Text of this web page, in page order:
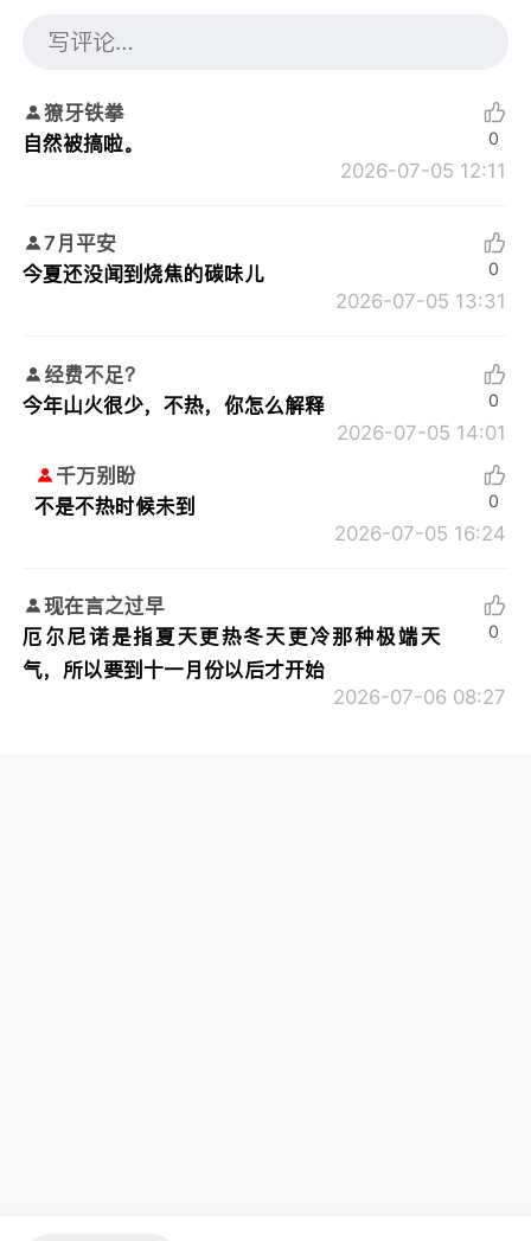
獠牙铁拳
自然被搞啦。
2026-07-05 12:11
0
7月平安
今夏还没闻到烧焦的碳味儿
2026-07-05 13:31
0
经费不足？
今年山火很少，不热，你怎么解释
2026-07-05 14:01
0
千万别盼
不是不热时候未到
2026-07-05 16:24
0
现在言之过早
厄尔尼诺是指夏天更热冬天更冷那种极端天
气，所以要到十一月份以后才开始
2026-07-06 08:27
0